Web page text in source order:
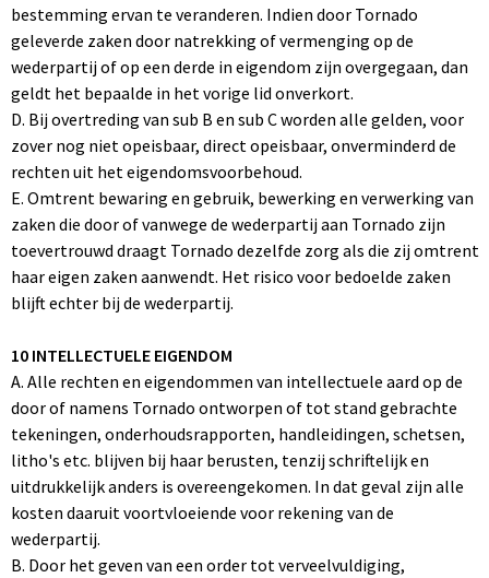
bestemming ervan te veranderen. Indien door Tornado
geleverde zaken door natrekking of vermenging op de
wederpartij of op een derde in eigendom zijn overgegaan, dan
geldt het bepaalde in het vorige lid onverkort.
D. Bij overtreding van sub B en sub C worden alle gelden, voor
zover nog niet opeisbaar, direct opeisbaar, onverminderd de
rechten uit het eigendomsvoorbehoud.
E. Omtrent bewaring en gebruik, bewerking en verwerking van
zaken die door of vanwege de wederpartij aan Tornado zijn
toevertrouwd draagt Tornado dezelfde zorg als die zij omtrent
haar eigen zaken aanwendt. Het risico voor bedoelde zaken
blijft echter bij de wederpartij.
10 INTELLECTUELE EIGENDOM
A. Alle rechten en eigendommen van intellectuele aard op de
door of namens Tornado ontworpen of tot stand gebrachte
tekeningen, onderhoudsrapporten, handleidingen, schetsen,
litho's etc. blijven bij haar berusten, tenzij schriftelijk en
uitdrukkelijk anders is overeengekomen. In dat geval zijn alle
kosten daaruit voortvloeiende voor rekening van de
wederpartij.
B. Door het geven van een order tot verveelvuldiging,